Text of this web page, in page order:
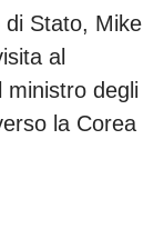
Stato, Mike
al
ministro degli
la Corea